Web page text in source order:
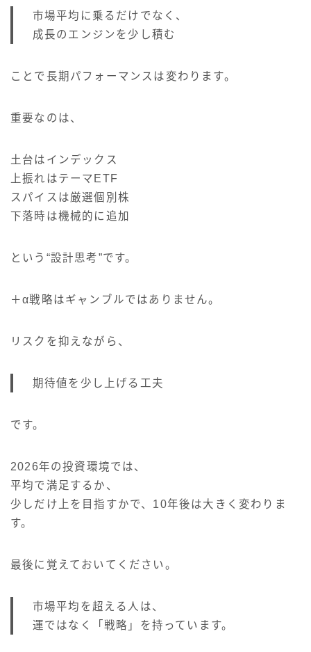
市場平均に乗るだけでなく、
成長のエンジンを少し積む
ことで長期パフォーマンスは変わります。
重要なのは、
土台はインデックス
上振れはテーマETF
スパイスは厳選個別株
下落時は機械的に追加
という“設計思考”です。
＋α戦略はギャンブルではありません。
リスクを抑えながら、
期待値を少し上げる工夫
です。
2026年の投資環境では、
平均で満足するか、
少しだけ上を目指すかで、10年後は大きく変わりま
す。
最後に覚えておいてください。
市場平均を超える人は、
運ではなく「戦略」を持っています。